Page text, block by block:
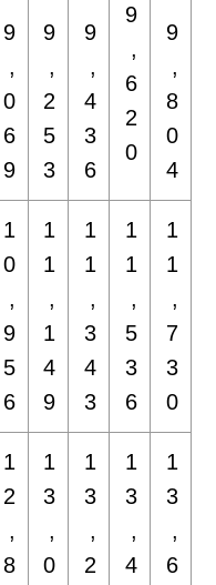
9
,
0
6
9
9
,
2
5
3
9
,
4
3
6
9
,
6
2
0
9
,
8
0
4
1
0
,
9
5
6
1
1
,
1
4
9
1
1
,
3
4
3
1
1
,
5
3
6
1
1
,
7
3
0
1
2
,
8
1
3
,
0
1
3
,
2
1
3
,
4
1
3
,
6